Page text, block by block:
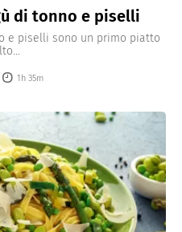
di tonno e piselli
e piselli sono un primo piatto
1h 35m